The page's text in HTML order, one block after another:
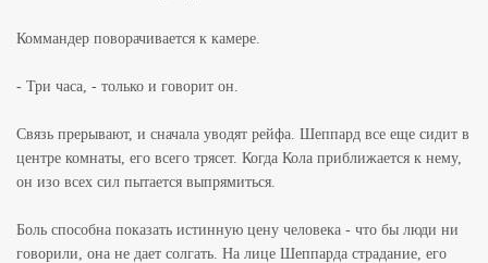
Коммандер поворачивается к камере.
- Три часа, - только и говорит он.
Связь прерывают, и сначала уводят рейфа. Шеппард все еще сидит в
центре комнаты, его всего трясет. Когда Кола приближается к нему,
он изо всех сил пытается выпрямиться.
Боль способна показать истинную цену человека - что бы люди ни
говорили, она не дает солгать. На лице Шеппарда страдание, его